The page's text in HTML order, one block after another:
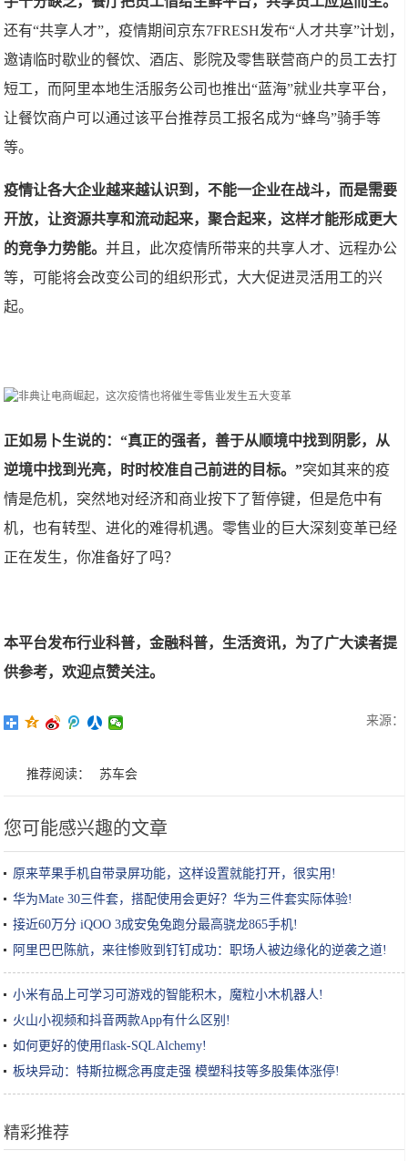
还有“共享人才”，疫情期间京东7FRESH发布“人才共享”计划，
邀请临时歇业的餐饮、酒店、影院及零售联营商户的员工去打
短工，而阿里本地生活服务公司也推出“蓝海”就业共享平台，
让餐饮商户可以通过该平台推荐员工报名成为“蜂鸟”骑手等
等。
疫情让各大企业越来越认识到，不能一企业在战斗，而是需要
开放，让资源共享和流动起来，聚合起来，这样才能形成更大
的竞争力势能。并且，此次疫情所带来的共享人才、远程办公
等，可能将会改变公司的组织形式，大大促进灵活用工的兴
起。
正如易卜生说的：“真正的强者，善于从顺境中找到阴影，从
逆境中找到光亮，时时校准自己前进的目标。”突如其来的疫
情是危机，突然地对经济和商业按下了暂停键，但是危中有
机，也有转型、进化的难得机遇。零售业的巨大深刻变革已经
正在发生，你准备好了吗？
本平台发布行业科普，金融科普，生活资讯，为了广大读者提
供参考，欢迎点赞关注。
来源：
推荐阅读： 苏车会
您可能感兴趣的文章
原来苹果手机自带录屏功能，这样设置就能打开，很实用!
华为Mate 30三件套，搭配使用会更好？华为三件套实际体验!
接近60万分 iQOO 3成安兔兔跑分最高骁龙865手机!
阿里巴巴陈航，来往惨败到钉钉成功：职场人被边缘化的逆袭之道!
小米有品上可学习可游戏的智能积木，魔粒小木机器人!
火山小视频和抖音两款App有什么区别!
如何更好的使用flask-SQLAlchemy!
板块异动：特斯拉概念再度走强 模塑科技等多股集体涨停!
精彩推荐